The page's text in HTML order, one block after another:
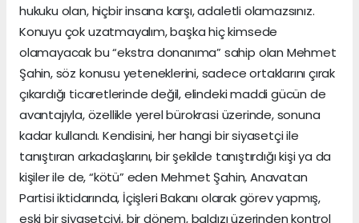
hukuku olan, hiçbir insana karşı, adaletli olamazsınız.
Konuyu çok uzatmayalım, başka hiç kimsede
olamayacak bu “ekstra donanıma” sahip olan Mehmet
Şahin, söz konusu yeteneklerini, sadece ortaklarını çırak
çıkardığı ticaretlerinde değil, elindeki maddi gücün de
avantajıyla, özellikle yerel bürokrasi üzerinde, sonuna
kadar kullandı. Kendisini, her hangi bir siyasetçi ile
tanıştıran arkadaşlarını, bir şekilde tanıştırdığı kişi ya da
kişiler ile de, “kötü” eden Mehmet Şahin, Anavatan
Partisi iktidarında, İçişleri Bakanı olarak görev yapmış,
eski bir siyasetçiyi, bir dönem, baldızı üzerinden kontrol